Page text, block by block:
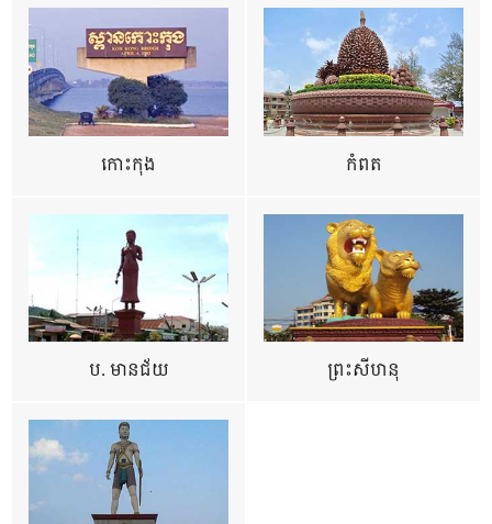
កោះកុង កំពត
ប. មានជ័យ ព្រះសីហនុ